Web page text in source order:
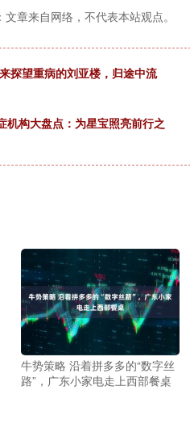
章来自网络，不代表本站观点。
探望重病的刘亚楼，归途中流
机构大盘点：为星宝照亮前行之
牛势策略 沿着拼多多的“数字丝
路”，广东小家电走上西部餐桌